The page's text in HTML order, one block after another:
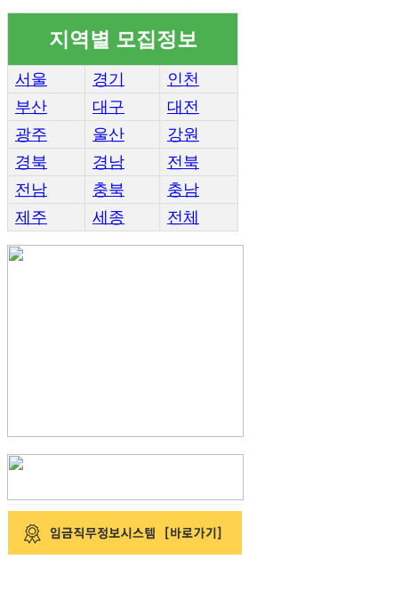
지역별 모집정보
서울 경기
인천
부산
대구
대전
광주
울산
강원
경북
경남
전북
전남
충북
충남
제주
세종 전체